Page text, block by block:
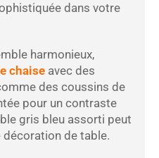
dans votre
harmonieux,
chaise avec des
des coussins de
pour un contraste
gris bleu assorti peut
de table.